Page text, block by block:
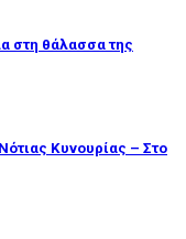
στη θάλασσα της
Κυνουρίας – Στο